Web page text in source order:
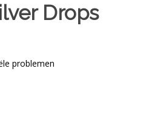
Drops
problemen